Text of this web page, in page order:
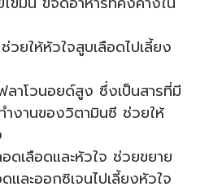
ยให้หัวใจสูบเลือดไปเลี้ยง
ลาโวนอยด์สูง ซึ่งเป็นสารที่มี
งานของวิตามินซี ช่วยให้
ดเลือดและหัวใจ ช่วยขยาย
และออกซิเจนไปเลี้ยงหัวใจ